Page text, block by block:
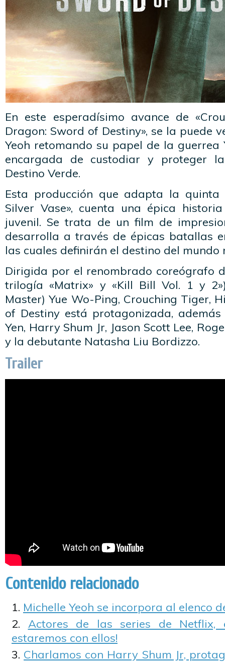
En este esperadísimo avance de
Dragon: Sword of Destiny», se la puede
Yeoh retomando su papel de la guerrea
encargada de custodiar y proteger
Destino Verde.
Esta producción que adapta la quinta
Silver Vase», cuenta una épica
juvenil. Se trata de un film de
desarrolla a través de épicas batallas
las cuales definirán el destino del mundo
Dirigida por el renombrado coreógrafo
trilogía «Matrix» y «Kill Bill Vol. 1 y
Master) Yue Wo-Ping, Crouching Tiger,
of Destiny está protagonizada, además
Yen, Harry Shum Jr, Jason Scott Lee,
y la debutante Natasha Liu Bordizzo.
Trailer
Contenido relacionado
Michelle Yeoh se incorpora al elenco
Actores de las series de Netflix,
estaremos con ellos!
Charlamos con Harry Shum Jr,